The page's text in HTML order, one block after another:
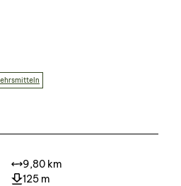
9,80 km
125 m